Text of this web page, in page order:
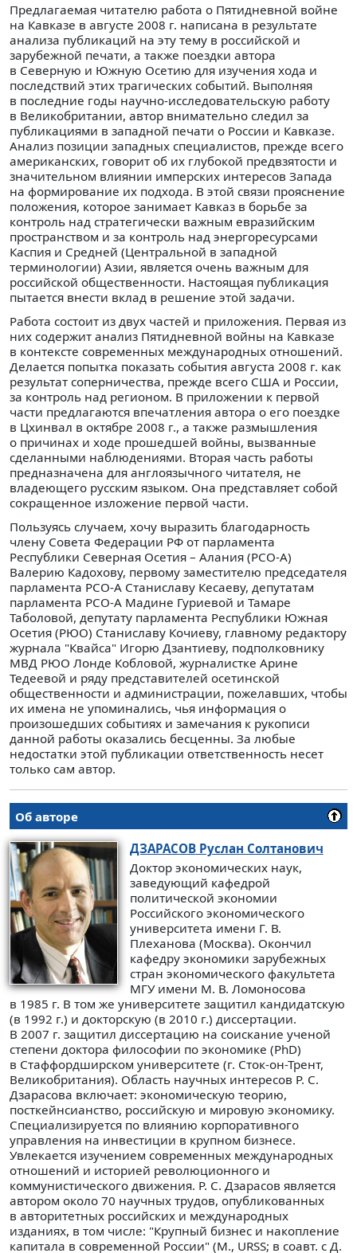
Предлагаемая читателю работа о Пятидневной войне
на Кавказе в августе 2008 г. написана в результате
анализа публикаций на эту тему в российской и
зарубежной печати, а также поездки автора
в Северную и Южную Осетию для изучения хода и
последствий этих трагических событий. Выполняя
в последние годы научно-исследовательскую работу
в Великобритании, автор внимательно следил за
публикациями в западной печати о России и Кавказе.
Анализ позиции западных специалистов, прежде всего
американских, говорит об их глубокой предвзятости и
значительном влиянии имперских интересов Запада
на формирование их подхода. В этой связи прояснение
положения, которое занимает Кавказ в борьбе за
контроль над стратегически важным евразийским
пространством и за контроль над энергоресурсами
Каспия и Средней (Центральной в западной
терминологии) Азии, является очень важным для
российской общественности. Настоящая публикация
пытается внести вклад в решение этой задачи.
Работа состоит из двух частей и приложения. Первая из
них содержит анализ Пятидневной войны на Кавказе
в контексте современных международных отношений.
Делается попытка показать события августа 2008 г. как
результат соперничества, прежде всего США и России,
за контроль над регионом. В приложении к первой
части предлагаются впечатления автора о его поездке
в Цхинвал в октябре 2008 г., а также размышления
о причинах и ходе прошедшей войны, вызванные
сделанными наблюдениями. Вторая часть работы
предназначена для англоязычного читателя, не
владеющего русским языком. Она представляет собой
сокращенное изложение первой части.
Пользуясь случаем, хочу выразить благодарность
члену Совета Федерации РФ от парламента
Республики Северная Осетия – Алания (РСО-А)
Валерию Кадохову, первому заместителю председателя
парламента РСО-А Станиславу Кесаеву, депутатам
парламента РСО-А Мадине Гуриевой и Тамаре
Таболовой, депутату парламента Республики Южная
Осетия (РЮО) Станиславу Кочиеву, главному редактору
журнала "Квайса" Игорю Дзантиеву, подполковнику
МВД РЮО Лонде Кобловой, журналистке Арине
Тедеевой и ряду представителей осетинской
общественности и администрации, пожелавших, чтобы
их имена не упоминались, чья информация о
произошедших событиях и замечания к рукописи
данной работы оказались бесценны. За любые
недостатки этой публикации ответственность несет
только сам автор.
Об авторе
ДЗАРАСОВРуслан Солтанович
Доктор экономических наук,
заведующий кафедрой
политической экономии
Российского экономического
университета имени Г. В.
Плеханова (Москва). Окончил
кафедру экономики зарубежных
стран экономического факультета
МГУ имени М. В. Ломоносова
в 1985 г. В том же университете защитил кандидатскую
(в 1992 г.) и докторскую (в 2010 г.) диссертации.
В 2007 г. защитил диссертацию на соискание ученой
степени доктора философии по экономике (PhD)
в Стаффордширском университете (г. Сток-он-Трент,
Великобритания). Область научных интересов Р. С.
Дзарасова включает: экономическую теорию,
посткейнсианство, российскую и мировую экономику.
Специализируется по влиянию корпоративного
управления на инвестиции в крупном бизнесе.
Увлекается изучением современных международных
отношений и историей революционного и
коммунистического движения. Р. С. Дзарасов является
автором около 70 научных трудов, опубликованных
в авторитетных российских и международных
изданиях, в том числе: "Крупный бизнес и накопление
капитала в современной России" (М., URSS; в соавт. с Д.